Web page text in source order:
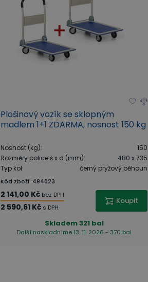
Plošinový vozík se sklopným
madlem 1+1 ZDARMA, nosnost 150 kg
Nosnost (kg):
150
Rozměry police š x d (mm):
480 x 735
Typ kol: černý pryžový běhoun
Kód zboží: 494023
2 141,00 Kč bez DPH
2 590,61 Kč s DPH
Koupit
Skladem321 bal
Další naskladníme 13. 11. 2026 - 370 bal